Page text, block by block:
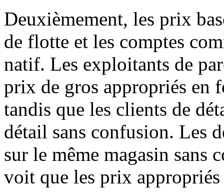
Deuxièmement, les prix
de flotte et les comptes
natif. Les exploitants de
prix de gros appropriés en
tandis que les clients de
détail sans confusion. Les
sur le même magasin sans
voit que les prix